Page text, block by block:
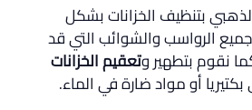
بتنظيف الخزانات بشكل
الرواسب والشوائب التي قد
نقوم بتطهير وتعقيم الخزانات
أو مواد ضارة في الماء.